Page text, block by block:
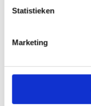
Statistieken
Marketing